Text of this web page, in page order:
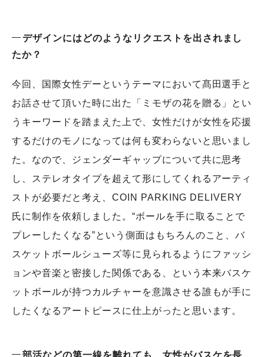
デザインにはどのようなリクエストを出されまし
たか？
今回、国際女性デーというテーマにおいて髙田選手と
お話させて頂いた時に出た「ミモザの花を贈る」とい
うキーワードを踏まえた上で、女性だけが女性を応援
するだけのモノになっては何も変わらないと思いまし
た。なので、ジェンダーギャップについて共に思考
し、ステレオタイプを超えて形にしてくれるアーティ
ストが必要だと考え、COIN PARKING DELIVERY
氏に制作を依頼しました。“ボールを手に取ることで
プレーしたくなる”という側面はもちろんのこと、バ
スケットボールシューズ等に見られるようにファッシ
ョンや音楽と密接した関係である、という本来バスケ
ットボールが持つカルチャーを意識させる誰もが手に
したくなるアートピースに仕上がったと思います。
部活などの第一線を離れても、女性がバスケを長